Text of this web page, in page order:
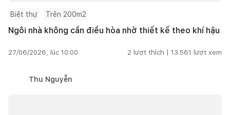
Biệt thự Trên 200m2
Ngôi nhà không cần điều hòa nhờ thiết kế theo khí hậu
27/06/2026, lúc 10:00 2 lượt thích | 13.561 lượt xem
Thu Nguyễn